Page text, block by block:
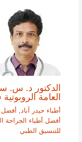
الدكتور د. س.
العامة
أطباء حيدر آباد , أفضل
أفضل أطباء الجراحة
للتنسيق الطبي